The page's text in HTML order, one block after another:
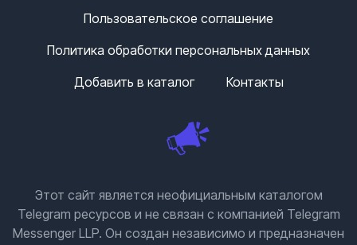
Пользовательское соглашение
Политика обработки персональных данных
Добавить в каталог
Контакты
Этот сайт является неофициальным каталогом
Telegram ресурсов и не связан с компанией Telegram
Messenger LLP. Он создан независимо и предназначен